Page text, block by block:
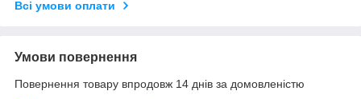
Всі умови оплати
Умови повернення
Повернення товару впродовж 14 днів за домовленістю